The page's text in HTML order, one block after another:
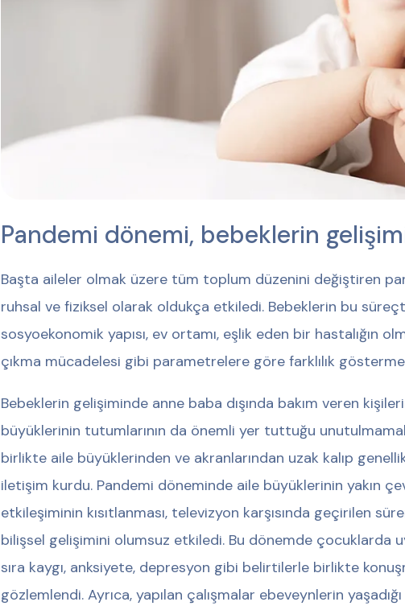
Pandemi dönemi, bebeklerin
Başta aileler olmak üzere tüm toplum düzenini değiştiren
ruhsal ve fiziksel olarak oldukça etkiledi. Bebeklerin bu
sosyoekonomik yapısı, ev ortamı, eşlik eden bir hastalığın
çıkma mücadelesi gibi parametrelere göre farklılık
Bebeklerin gelişiminde anne baba dışında bakım veren
büyüklerinin tutumlarının da önemli yer tuttuğu
birlikte aile büyüklerinden ve akranlarından uzak kalıp
iletişim kurdu. Pandemi döneminde aile büyüklerinin yakın
etkileşiminin kısıtlanması, televizyon karşısında geçirilen
bilişsel gelişimini olumsuz etkiledi. Bu dönemde çocuklarda
sıra kaygı, anksiyete, depresyon gibi belirtilerle birlikte
gözlemlendi. Ayrıca, yapılan çalışmalar ebeveynlerin